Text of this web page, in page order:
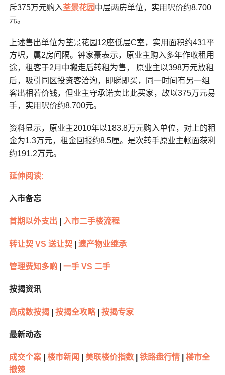
斥375万元购入荃景花园中层两房单位，实用呎价约8,700
元。
上述售出单位为荃景花园12座低层C室，实用面积约431平
方呎，属2房间隔。钟家豪表示，原业主购入多年作收租用
途，租客于2月中搬走后转租为售， 原业主以398万元放租
后，吸引同区投资客洽询，即睇即买，同一时间有另一组
客出相若价钱，但业主守承诺卖比此买家，故以375万元易
手，实用呎价约8,700元。
资料显示，原业主2010年以183.8万元购入单位，对上的租
金为1.3万元，租金回报约8.5厘。是次转手原业主帐面获利
约191.2万元。
延伸阅读:
入市备忘
首期以外支出 入市二手楼流程
转让契 VS 送让契| 遗产物业继承
管理费知多啲| 一手 VS 二手
按揭资讯
高成数按揭| 按揭全攻略| 按揭专家
最新动态
成交个案| 楼市新闻 美联楼价指数| 铁路盘行情|
楼市全
撤辣